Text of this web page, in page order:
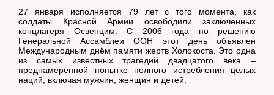
27 января исполняется 79 лет с того момента, как
солдаты Красной Армии освободили заключенных
концлагеря Освенцим. С 2006 года по решению
Генеральной Ассамблеи ООН этот день объявлен
Международным днём памяти жертв Холокоста. Это одна
из самых известных трагедий двадцатого века –
преднамеренной попытке полного истребления целых
наций, включая мужчин, женщин и детей.